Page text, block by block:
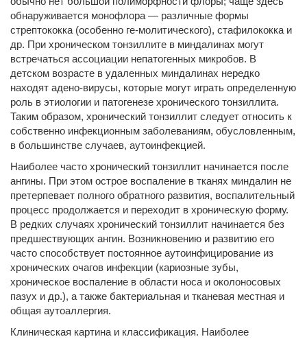
обнаруживается монофлора — различные формы
стрептококка (особенно ге-молитического), стафилококка и
др. При хроническом тонзиллите в миндалинах могут
встречаться ассоциации непатогенных микробов. В
детском возрасте в удаленных миндалинах нередко
находят адено-вирусы, которые могут играть определенную
роль в этиологии и патогенезе хронического тонзиллита.
Таким образом, хронический тонзиллит следует относить к
собственно инфекционным заболеваниям, обусловленным,
в большинстве случаев, аутоинфекцией.
Наиболее часто хронический тонзиллит начинается после
ангины. При этом острое воспаление в тканях миндалин не
претерпевает полного обратного развития, воспалительный
процесс продолжается и переходит в хроническую форму.
В редких случаях хронический тонзиллит начинается без
предшествующих ангин. Возникновению и развитию его
часто способствует постоянное аутоинфицирование из
хронических очагов инфекции (кариозные зубы,
хроническое воспаление в области носа и околоносовых
пазух и др.), а также бактериальная и тканевая местная и
общая аутоаллергия.
Клиническая картина и классификация. Наиболее